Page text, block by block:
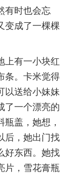
有时也会忘
变成了一棵棵
有一小块红
条。卡米觉得
以送给小妹妹
了一个漂亮的
盖，她想，
后，她出门找
好东西。她找
片，雪花膏瓶